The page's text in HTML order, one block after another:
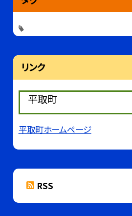
リンク
平取町
平取町ホームページ
RSS